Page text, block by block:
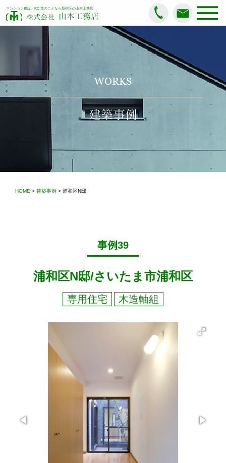
マンション建設、RC 造のことなら新宿区の山本工務店。
株式会社 山本工務店
WORKS
建築事例
HOME > 建築事例 > 浦和区N邸
事例39
浦和区N邸/さいたま市浦和区
専用住宅 木造軸組